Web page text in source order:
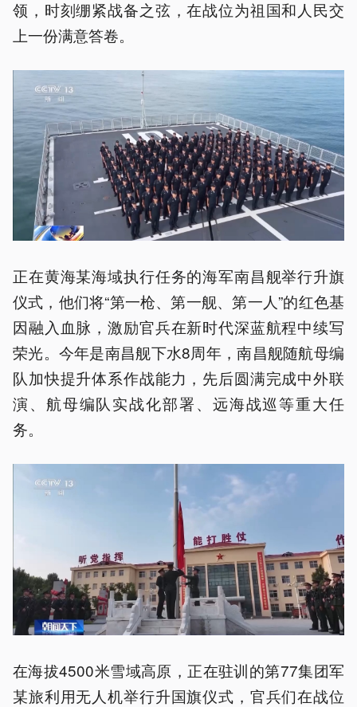
领，时刻绷紧战备之弦，在战位为祖国和人民交
上一份满意答卷。
正在黄海某海域执行任务的海军南昌舰举行升旗
仪式，他们将“第一枪、第一舰、第一人”的红色基
因融入血脉，激励官兵在新时代深蓝航程中续写
荣光。今年是南昌舰下水8周年，南昌舰随航母编
队加快提升体系作战能力，先后圆满完成中外联
演、航母编队实战化部署、远海战巡等重大任
务。
在海拔4500米雪域高原，正在驻训的第77集团军
某旅利用无人机举行升国旗仪式，官兵们在战位